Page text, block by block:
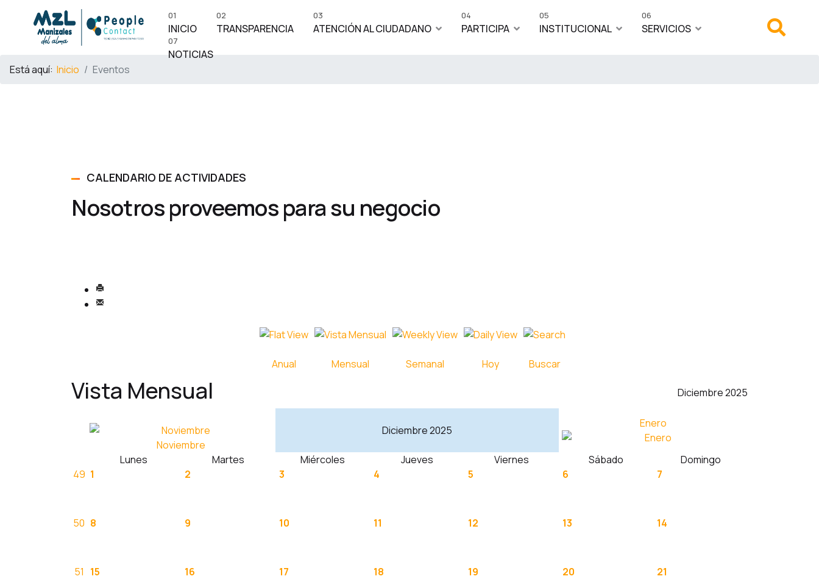
INICIO
01
TRANSPARENCIA
02
ATENCIÓN AL CIUDADANO
03
PARTICIPA
04
INSTITUCIONAL
05
SERVICIOS
06
NOTICIAS
07
Está aquí: Inicio Eventos
CALENDARIO DE ACTIVIDADES
Nosotros proveemos para su negocio
Anual Mensual Semanal Hoy Buscar
Vista Mensual Diciembre 2025
Noviembre
Diciembre 2025
Enero
Lunes Martes Miércoles Jueves Viernes Sábado
Domingo
49 1 2 3 4 5 6 7
50 8 9 10 11 12 13 14
51 15 16 17 18 19 20 21